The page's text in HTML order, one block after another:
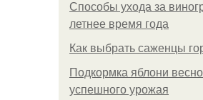
Способы ухода за
летнее время года
Как выбрать саженцы
Подкормка яблони
успешного урожая